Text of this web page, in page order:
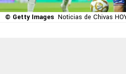
© Getty Images Noticias de Chivas